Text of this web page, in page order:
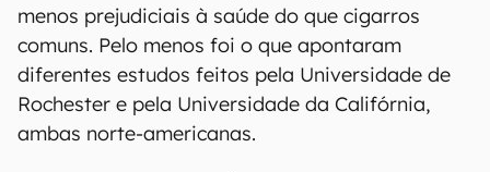
menos prejudiciais à saúde do que cigarros
comuns. Pelo menos foi o que apontaram
diferentes estudos feitos pela Universidade de
Rochester e pela Universidade da Califórnia,
ambas norte-americanas.